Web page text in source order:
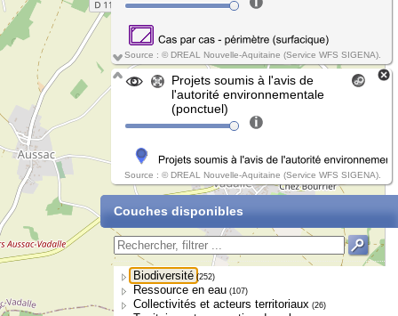
Source : © DREAL Nouvelle-Aquitaine (Service WFS SIGENA).
Projets soumis à l'avis de
l'autorité environnementale
(ponctuel)
Source : © DREAL Nouvelle-Aquitaine (Service WFS SIGENA).
Couches disponibles
Biodiversité (252)
Ressource en eau (107)
Collectivités et acteurs territoriaux (26)